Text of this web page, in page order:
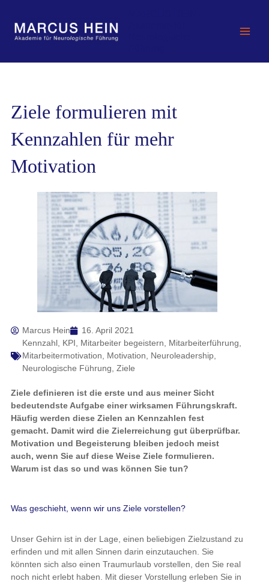
springen
Ziele formulieren mit
Kennzahlen für mehr
Motivation
Marcus Hein
16. April 2021
Kennzahl, KPI Mitarbeiter begeistern Mitarbeiterführung
Mitarbeitermotivation
Motivation Neuroleadership,
Neurologische Führung Ziele
Ziele definieren ist die erste und aus meiner Sicht
bedeutendste Aufgabe einer wirksamen Führungskraft.
Häufig werden diese Zielen an Kennzahlen fest
gemacht. Damit wird die Zielerreichung gut überprüfbar.
Motivation und Begeisterung bleiben jedoch meist
auch, wenn Sie auf diese Weise Ziele formulieren.
Warum ist das so und was können Sie tun?
Was geschieht, wenn wir uns Ziele vorstellen?
Unser Gehirn ist in der Lage, einen beliebigen Zielzustand zu
erfinden und mit allen Sinnen darin einzutauchen. Sie
könnten sich also einen Traumurlaub vorstellen, den Sie real
noch nicht erlebt haben. Mit dieser Vorstellung erleben Sie in